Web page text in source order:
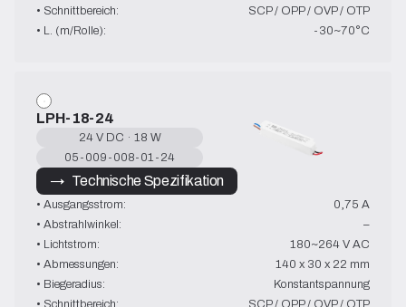
• Schnittbereich:
SCP / OPP / OVP / OTP
• L. (m/Rolle):
-30~70°C
LPH-18-24
24 V DC · 18 W
05-009-008-01-24
→   Technische Spezifikation
• Ausgangsstrom:
0,75 A
• Abstrahlwinkel:
–
• Lichtstrom:
180~264 V AC
• Abmessungen:
140 x 30 x 22 mm
• Biegeradius:
Konstantspannung